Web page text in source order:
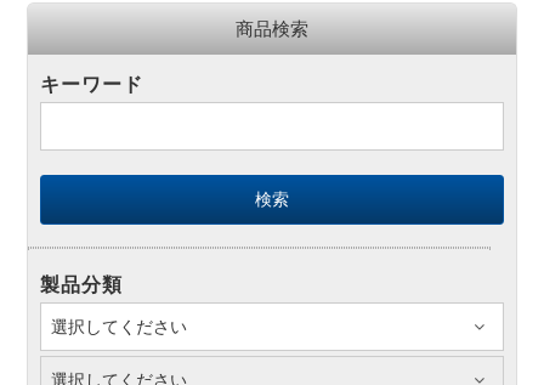
商品検索
キーワード
製品分類